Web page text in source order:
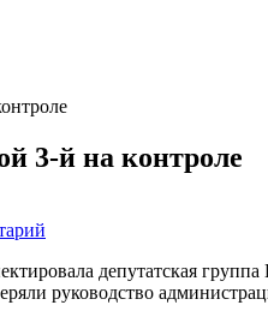
3-й на контроле
ремонт
родной
депутатская группа
руководство